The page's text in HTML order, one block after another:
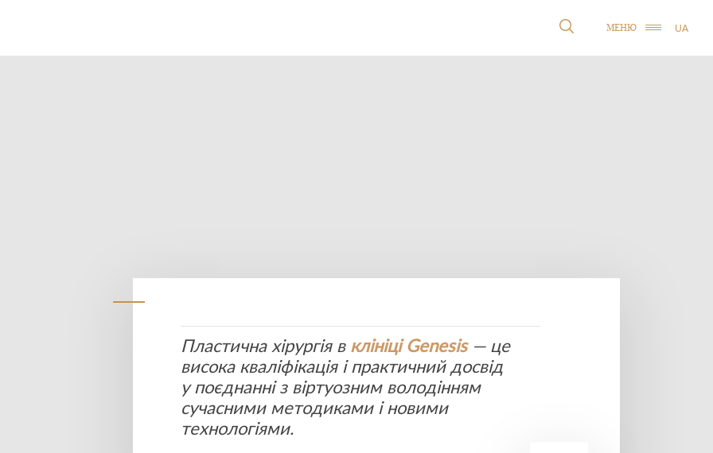
МЕНЮ UA
Пластична хірургія в клініці Genesis — це
висока кваліфікація і практичний досвід
у поєднанні з віртуозним володінням
сучасними методиками і новими
технологіями.